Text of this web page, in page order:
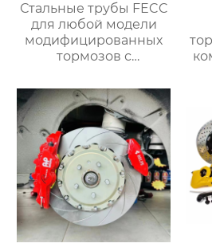
Стальные трубы FECC
для любой модели
модифицированных
тормозов с
трубок, модернизация
для повышения
эффективности
торможения